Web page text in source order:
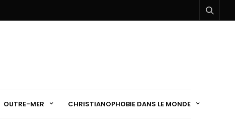
OUTRE-MER CHRISTIANOPHOBIE DANS LE MONDE